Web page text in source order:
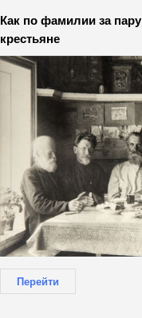
Как по фамилии за
крестьяне
Перейти